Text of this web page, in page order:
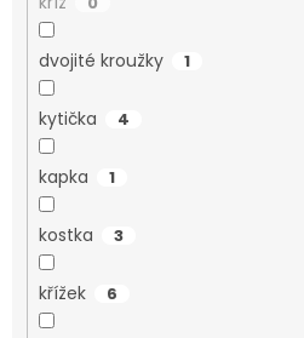
dvojité kroužky 1
kytička 4
kapka 1
kostka 3
křížek 6